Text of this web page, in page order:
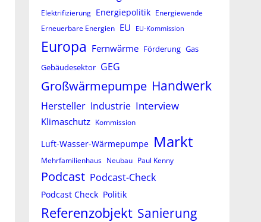
Elektrifizierung Energiepolitik Energiewende
Erneuerbare Energien EU EU-Kommission
Europa Fernwärme Förderung Gas
Gebäudesektor GEG
Großwärmepumpe Handwerk
Hersteller Industrie Interview
Klimaschutz Kommission
Luft-Wasser-Wärmepumpe Markt
Mehrfamilienhaus Neubau Paul Kenny
Podcast Podcast-Check
Podcast Check Politik
Referenzobjekt Sanierung